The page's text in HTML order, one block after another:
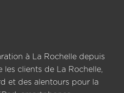
à La Rochelle depuis
les clients de La Rochelle,
et des alentours pour la